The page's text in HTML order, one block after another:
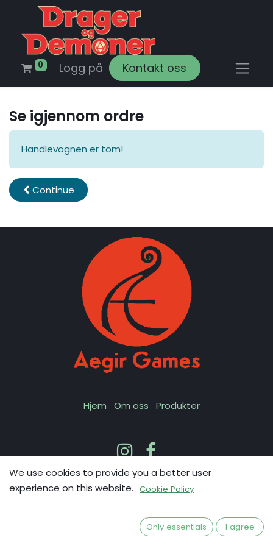
0 Logg på Kontakt oss
Se igjennom ordre
Handlevognen er tom!
Continue
Hjem Om oss Produkter
Kontakt oss
Copyright 2024 © Ægir Games AS
We use cookies to provide you a better user
experience on this website. Cookie Policy
Only essentials I agree